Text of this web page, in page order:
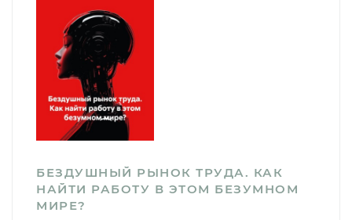
БЕЗДУШНЫЙ РЫНОК ТРУДА. КАК
НАЙТИ РАБОТУ В ЭТОМ БЕЗУМНОМ
МИРЕ?